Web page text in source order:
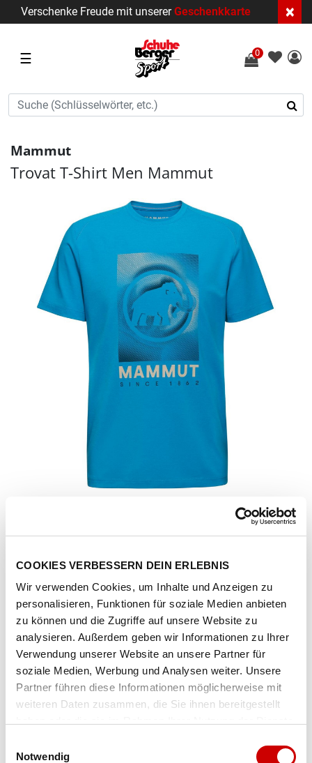
COOKIES VERBESSERN DEIN ERLEBNIS
Wir verwenden Cookies, um Inhalte und Anzeigen zu
personalisieren, Funktionen für soziale Medien anbieten
zu können und die Zugriffe auf unsere Website zu
analysieren. Außerdem geben wir Informationen zu Ihrer
Verwendung unserer Website an unsere Partner für
soziale Medien, Werbung und Analysen weiter. Unsere
Partner führen diese Informationen möglicherweise mit
weiteren Daten zusammen, die Sie ihnen bereitgestellt
Notwendig
Verschenke Freude mit unsererGeschenkkarte ×
☰ 0
Mammut
Trovat T-Shirt Men Mammut
Artikel-Nr.1017-05260-50589-glacier-blue
Farbe glacier blue
Ausgewählt